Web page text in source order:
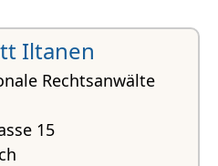
Iltanen
Rechtsanwälte
15